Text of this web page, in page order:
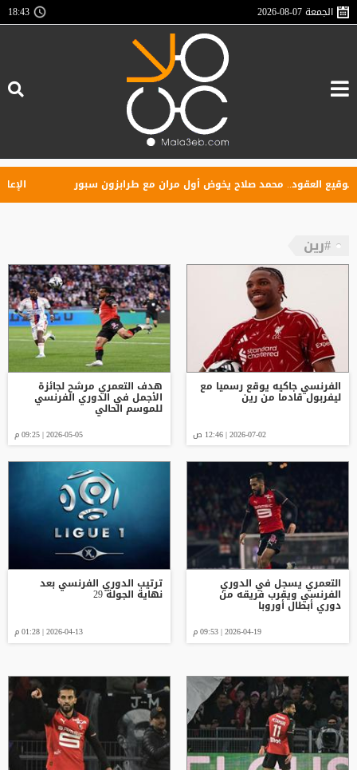
الجمعة2026-08-07
18:43
العقود.. محمد صلاح يخوض أول مران مع طرابزون سبور الإعلان
#رين
الفرنسي جاكيه يوقع رسميا مع
ليفربول قادما من رين
2026-07-02 | 12:46 ص
هدف التعمري مرشّح لجائزة
الأجمل في الدوري الفرنسي
للموسم الحالي
2026-05-05 | 09:25 م
التعمري يسجل في الدوري
الفرنسي ويقرب فريقه من
دوري أبطال أوروبا
2026-04-19 | 09:53 م
ترتيب الدوري الفرنسي بعد
نهاية الجولة 29
2026-04-13 | 01:28 م